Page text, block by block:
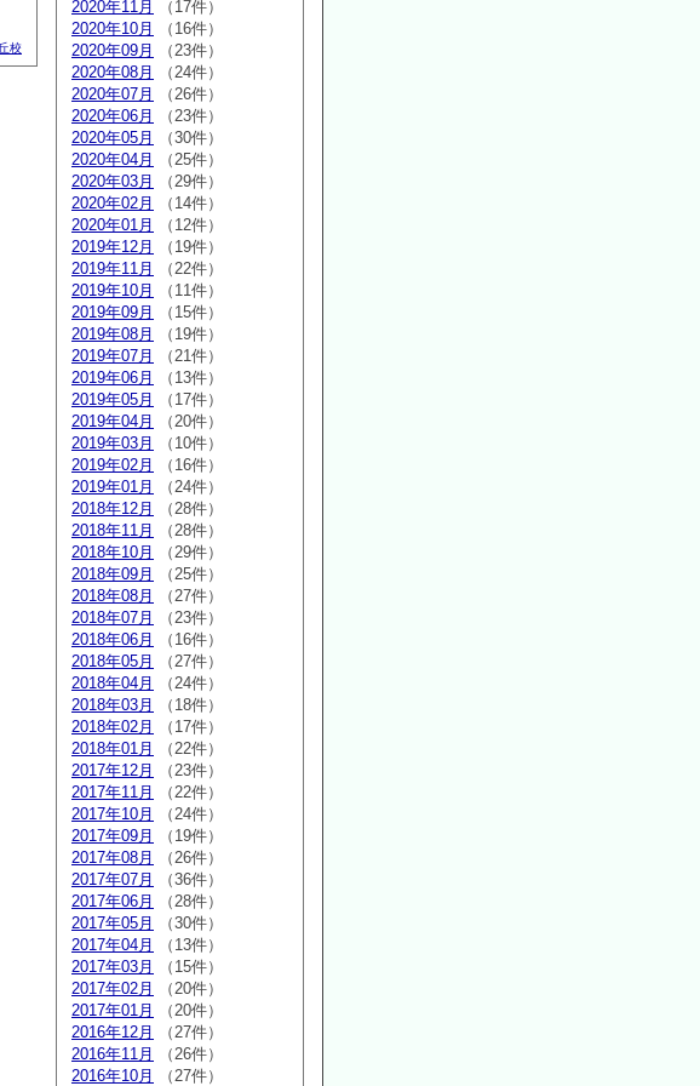
校
2020年11月
（17件）
2020年10月
（16件）
2020年09月
（23件）
2020年08月
（24件）
2020年07月
（26件）
2020年06月
（23件）
2020年05月
（30件）
2020年04月
（25件）
2020年03月
（29件）
2020年02月
（14件）
2020年01月
（12件）
2019年12月
（19件）
2019年11月
（22件）
2019年10月
（11件）
2019年09月
（15件）
2019年08月
（19件）
2019年07月
（21件）
2019年06月
（13件）
2019年05月
（17件）
2019年04月
（20件）
2019年03月
（10件）
2019年02月
（16件）
2019年01月
（24件）
2018年12月
（28件）
2018年11月
（28件）
2018年10月
（29件）
2018年09月
（25件）
2018年08月
（27件）
2018年07月
（23件）
2018年06月
（16件）
2018年05月
（27件）
2018年04月
（24件）
2018年03月
（18件）
2018年02月
（17件）
2018年01月
（22件）
2017年12月
（23件）
2017年11月
（22件）
2017年10月
（24件）
2017年09月
（19件）
2017年08月
（26件）
2017年07月
（36件）
2017年06月
（28件）
2017年05月
（30件）
2017年04月
（13件）
2017年03月
（15件）
2017年02月
（20件）
2017年01月
（20件）
2016年12月
（27件）
2016年11月
（26件）
2016年10月
（27件）